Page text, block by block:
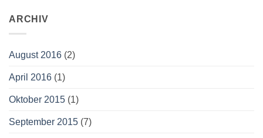
ARCHIV
August 2016 (2)
April 2016 (1)
Oktober 2015 (1)
September 2015 (7)